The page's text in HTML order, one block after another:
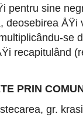
pentru sine
deosebirea ÅŸi
se
recapitulând
PRIN
gr.